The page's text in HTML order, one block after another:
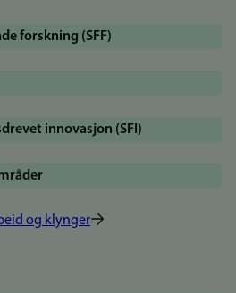
forskning (SFF)
innovasjon (SFI)
og klynger